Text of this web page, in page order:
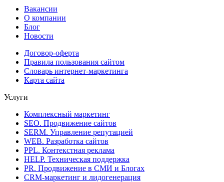
Вакансии
О компании
Блог
Новости
Договор-оферта
Правила пользования сайтом
Словарь интернет-маркетинга
Карта сайта
Услуги
Комплексный маркетинг
SEO. Продвижение сайтов
SERM. Управление репутацией
WEB. Разработка сайтов
PPL. Контекстная реклама
HELP. Техническая поддержка
PR. Продвижение в СМИ и Блогах
CRM-маркетинг и лидогенерация